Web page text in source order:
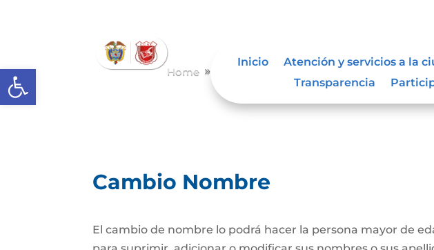
Abrir barra de herramientas Inicio
Atención y servicios a la
Transparencia
Home 9 Cambio Nombre
Cambio Nombre
El cambio de nombre lo podrá hacer la persona mayor de